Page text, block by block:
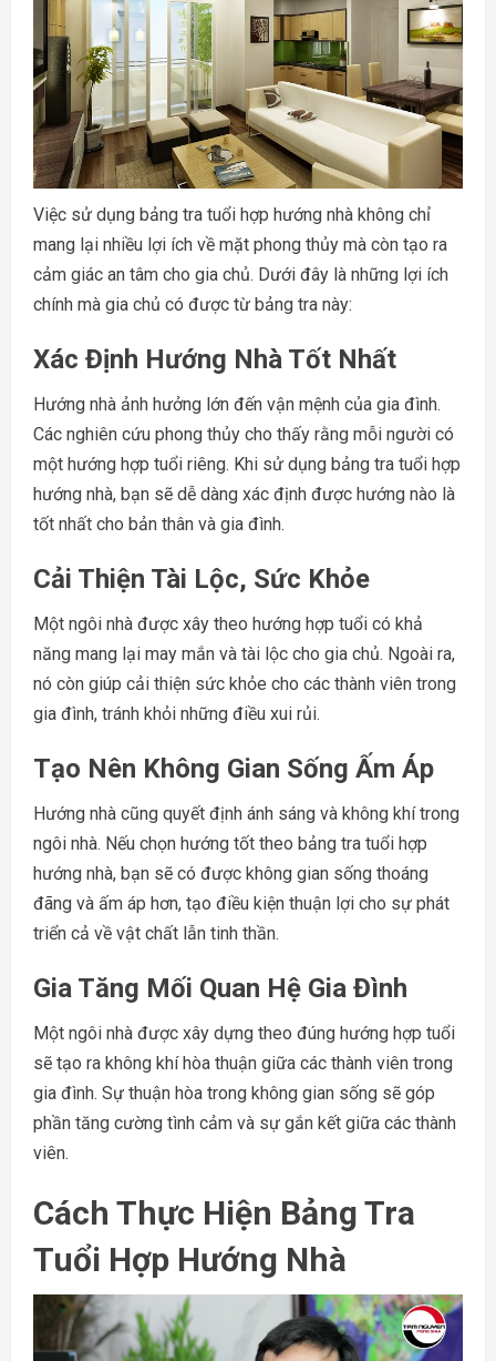
Việc sử dụng bảng tra tuổi hợp hướng nhà không chỉ
mang lại nhiều lợi ích về mặt phong thủy mà còn tạo ra
cảm giác an tâm cho gia chủ. Dưới đây là những lợi ích
chính mà gia chủ có được từ bảng tra này:
Xác Định Hướng Nhà Tốt Nhất
Hướng nhà ảnh hưởng lớn đến vận mệnh của gia đình.
Các nghiên cứu phong thủy cho thấy rằng mỗi người có
một hướng hợp tuổi riêng. Khi sử dụng bảng tra tuổi hợp
hướng nhà, bạn sẽ dễ dàng xác định được hướng nào là
tốt nhất cho bản thân và gia đình.
Cải Thiện Tài Lộc, Sức Khỏe
Một ngôi nhà được xây theo hướng hợp tuổi có khả
năng mang lại may mắn và tài lộc cho gia chủ. Ngoài ra,
nó còn giúp cải thiện sức khỏe cho các thành viên trong
gia đình, tránh khỏi những điều xui rủi.
Tạo Nên Không Gian Sống Ấm Áp
Hướng nhà cũng quyết định ánh sáng và không khí trong
ngôi nhà. Nếu chọn hướng tốt theo bảng tra tuổi hợp
hướng nhà, bạn sẽ có được không gian sống thoáng
đãng và ấm áp hơn, tạo điều kiện thuận lợi cho sự phát
triển cả về vật chất lẫn tinh thần.
Gia Tăng Mối Quan Hệ Gia Đình
Một ngôi nhà được xây dựng theo đúng hướng hợp tuổi
sẽ tạo ra không khí hòa thuận giữa các thành viên trong
gia đình. Sự thuận hòa trong không gian sống sẽ góp
phần tăng cường tình cảm và sự gắn kết giữa các thành
viên.
Cách Thực Hiện Bảng Tra
Tuổi Hợp Hướng Nhà